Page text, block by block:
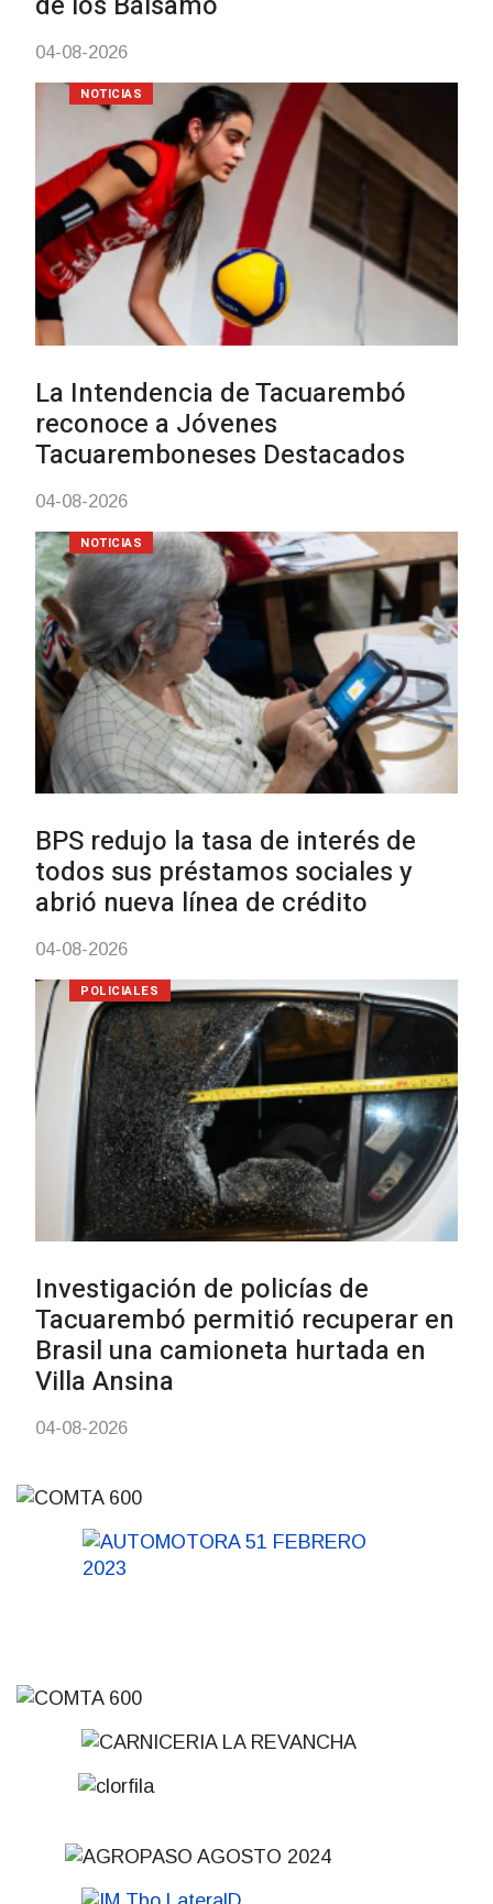
Actualización sobre la
vacunación contra el
03-08-2026
NOTICIAS
UTE hizo llamado laboral para
personas en situación de
03-08-2026
NOTICIAS
Siniestro laboral con
de carne
01-08-2026
POLICIALES